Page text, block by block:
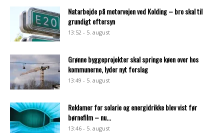
Natarbejde på motorvejen ved Kolding – bro skal til
grundigt eftersyn
13:52 - 5. august
Grønne byggeprojekter skal springe køen over hos
kommunerne, lyder nyt forslag
13:49 - 5. august
Reklamer for solarie og energidrikke blev vist før
børnefilm – nu...
13:46 - 5. august